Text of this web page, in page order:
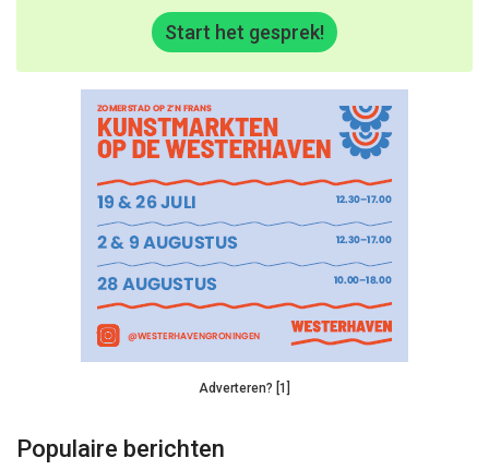
Start het gesprek!
Adverteren? [1]
Populaire berichten